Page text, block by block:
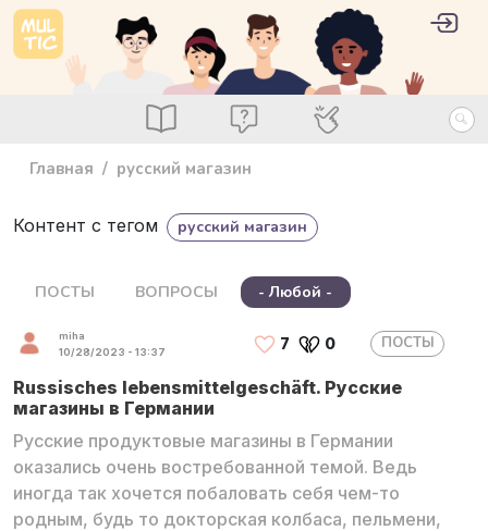
Перейти к основному содержанию
Посты ВопросыСпециалисты
User
Главная русский магазин
Контент с тегом русский магазин
ПОСТЫ ВОПРОСЫ - Любой -
miha
10/28/2023 - 13:37 7 0 ПОСТЫ
Russisches lebensmittelgeschäft. Русские
магазины в Германии
Русские продуктовые магазины в Германии
оказались очень востребованной темой. Ведь
иногда так хочется побаловать себя чем-то
родным, будь то докторская колбаса, пельмени,